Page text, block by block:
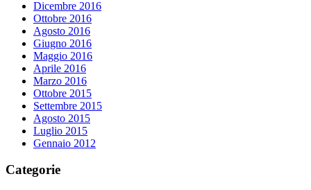
Dicembre 2016
Ottobre 2016
Agosto 2016
Giugno 2016
Maggio 2016
Aprile 2016
Marzo 2016
Ottobre 2015
Settembre 2015
Agosto 2015
Luglio 2015
Gennaio 2012
Categorie